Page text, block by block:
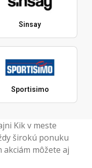
Sinsay
Sportisimo
Kik v meste
širokú ponuku
môžete aj